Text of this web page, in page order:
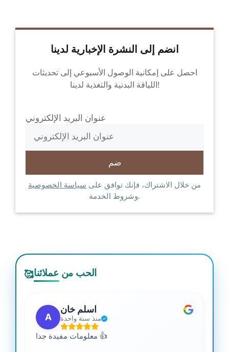
انضم إلى النشرة الإخبارية لدينا
احصل على إمكانية الوصول الأسبوعي إلى تحديثات
اللياقة البدنية والتغذية لدينا!
عنوان البريد الإلكتروني
من خلال الاشتراك، فإنك توافق على سياسة الخصوصية
وشروط الخدمة.
🥰الحب من عملائنا
A
اسلم خان
منذ سنة واحدة
معلومات مفيدة جدا 👍